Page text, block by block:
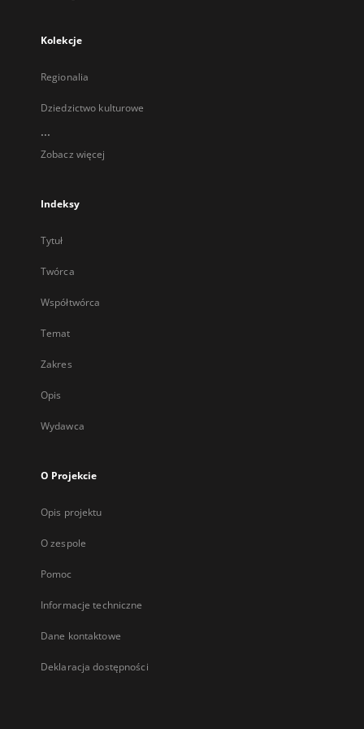
Kolekcje
Regionalia
Dziedzictwo kulturowe
...
Zobacz więcej
Indeksy
Tytuł
Twórca
Współtwórca
Temat
Zakres
Opis
Wydawca
O Projekcie
Opis projektu
O zespole
Pomoc
Informacje techniczne
Dane kontaktowe
Deklaracja dostępności